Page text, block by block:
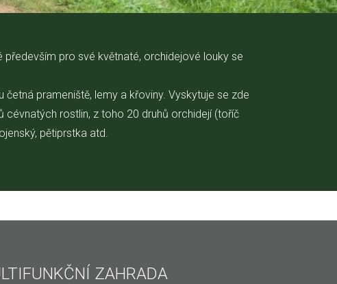
především pro své květnaté, orchidejové louky se
četná prameniště, lemy a křoviny. Vyskytuje se zde
cévnatých rostlin, z toho 20 druhů orchidejí (toříč
pětiprstka atd.
ZAHRADA